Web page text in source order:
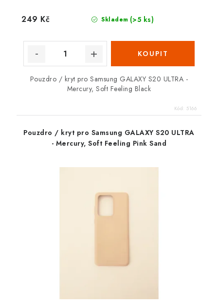
Skladem (>5 ks)
249 Kč
Pouzdro / kryt pro Samsung GALAXY S20 ULTRA -
Mercury, Soft Feeling Black
Kód: 5166
Pouzdro / kryt pro Samsung GALAXY S20 ULTRA
- Mercury, Soft Feeling Pink Sand